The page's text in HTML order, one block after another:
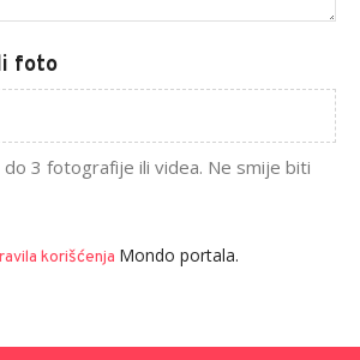
foto
3 fotografije ili videa. Ne smije biti
korišćenja Mondo portala.